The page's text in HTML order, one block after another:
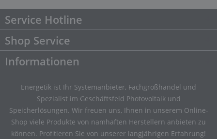
Service Hotline
Shop Service
Informationen
Energetik ist Ihr Systemanbieter, Fachgroßhandel und
Spezialist im Geschäftsfeld Photovoltaik und
Speicherlösungen. Wir freuen uns, Ihnen in unserem Online-
Shop viele Produkte von namhaften Herstellern anbieten zu
können. Profitieren Sie von unserer langjährigen Erfahrung!